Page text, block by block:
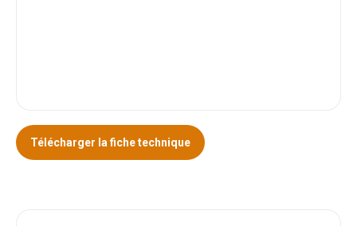
Télécharger la fiche technique